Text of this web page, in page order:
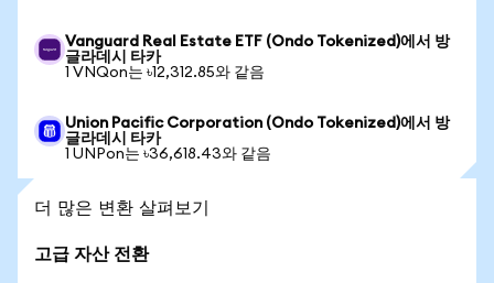
Vanguard Real Estate ETF (Ondo Tokenized)에서 방
글라데시 타카
1 VNQon는 ৳12,312.85와 같음
Union Pacific Corporation (Ondo Tokenized)에서 방
글라데시 타카
1 UNPon는 ৳36,618.43와 같음
더 많은 변환 살펴보기
고급 자산 전환